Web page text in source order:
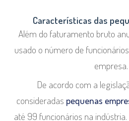
Características das
Além do faturamento bruto
usado o número de
empresa.
De acordo com a
consideradas pequenas
até 99 funcionários na